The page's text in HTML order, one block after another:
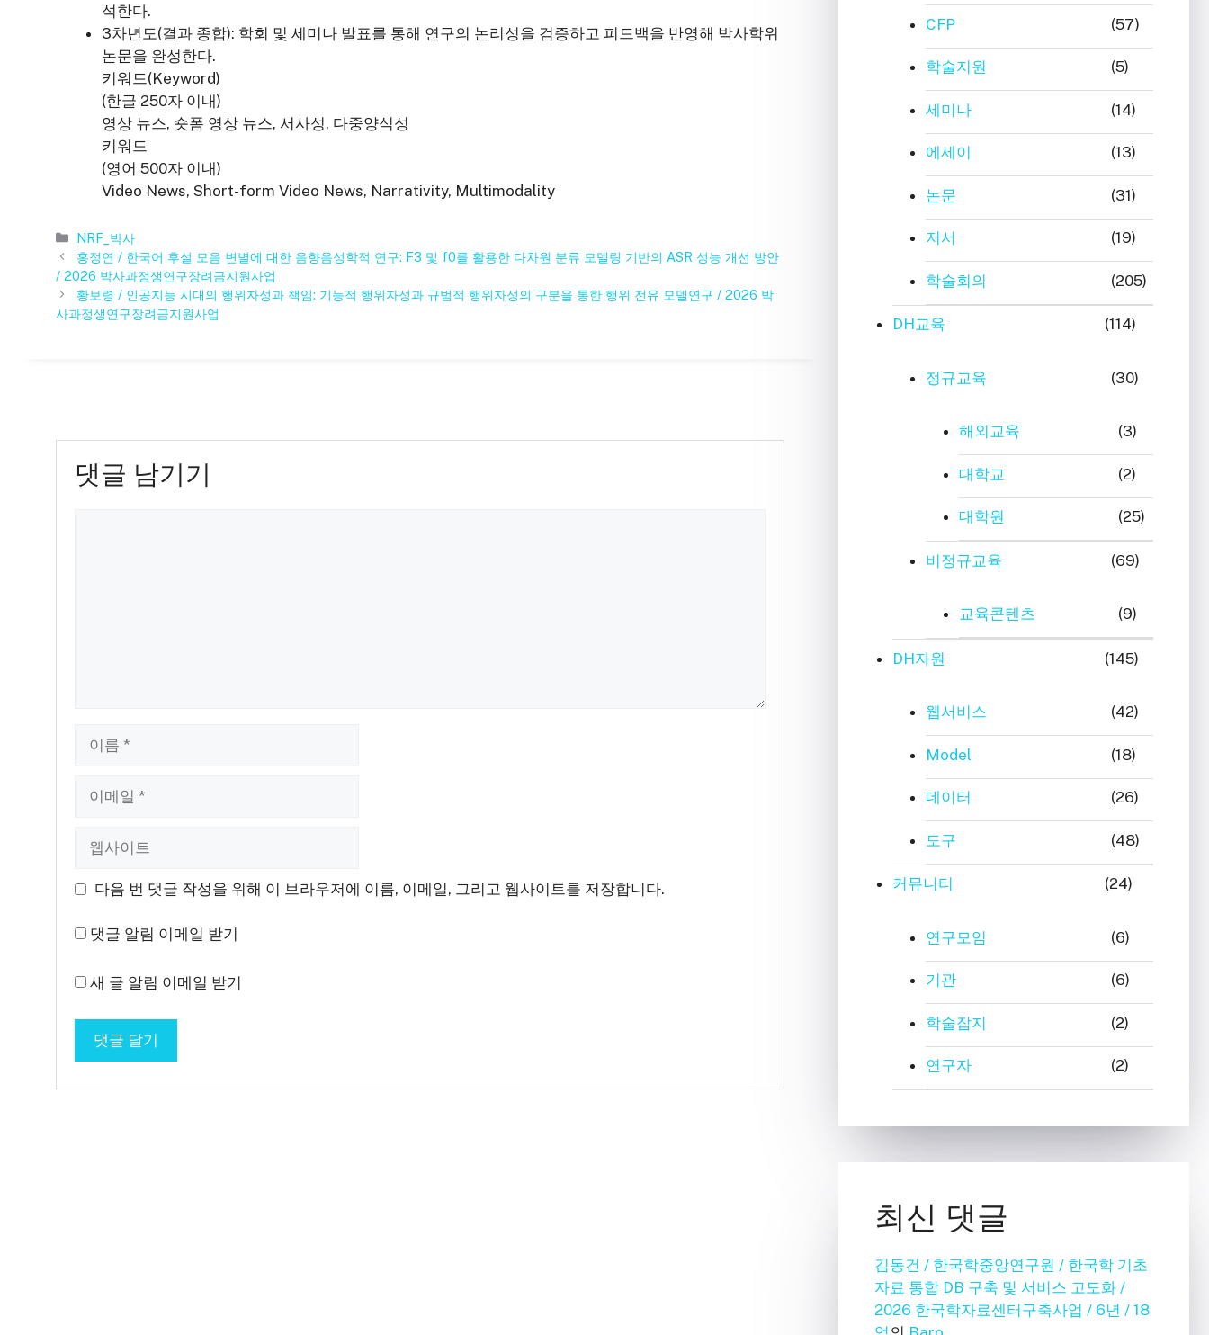
석한다.
3차년도(결과 종합): 학회 및 세미나 발표를 통해 연구의 논리성을 검증하고 피드백을 반영해 박사학위
논문을 완성한다.
키워드(Keyword)
(한글 250자 이내)
영상 뉴스, 숏폼 영상 뉴스, 서사성, 다중양식성
키워드
(영어 500자 이내)
Video News, Short-form Video News, Narrativity, Multimodality
카
테
고
리
NRF_박사
홍정연 / 한국어 후설 모음 변별에 대한 음향음성학적 연구: F3 및 f0를 활용한 다차원 분류 모델링 기반의 ASR 성능 개선 방안
/ 2026 박사과정생연구장려금지원사업
황보령 / 인공지능 시대의 행위자성과 책임: 기능적 행위자성과 규범적 행위자성의 구분을 통한 행위 전유 모델연구 / 2026 박
사과정생연구장려금지원사업
댓글 남기기
이 다음 번 댓글 작성을 위해 이 브라우저에 이름, 이메일, 그리고 웹사이트를 저장합니다.
댓글 알림 이메일 받기
새 글 알림 이메일 받기
CFP (57)
학술지원 (5)
세미나 (14)
에세이 (13)
논문 (31)
저서 (19)
학술회의 (205)
DH교육 (114)
정규교육 (30)
해외교육 (3)
대학교 (2)
대학원 (25)
비정규교육 (69)
교육콘텐츠 (9)
DH자원 (145)
웹서비스 (42)
Model (18)
데이터 (26)
도구 (48)
커뮤니티 (24)
연구모임 (6)
기관 (6)
학술잡지 (2)
연구자 (2)
최신 댓글
김동건 / 한국학중앙연구원 / 한국학 기초
자료 통합 DB 구축 및 서비스 고도화 /
2026 한국학자료센터구축사업 / 6년 / 18